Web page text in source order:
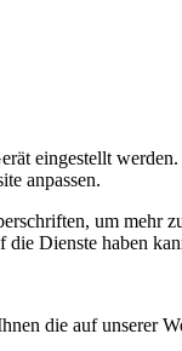
eingestellt
anpassen.
um mehr
Dienste haben
die auf unserer